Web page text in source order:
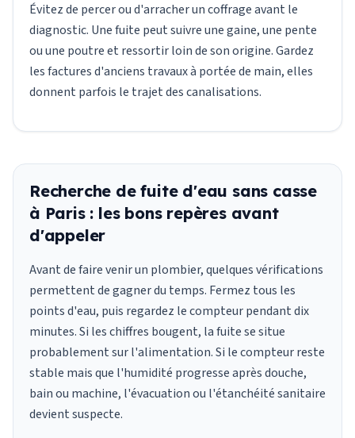
Évitez de percer ou d'arracher un coffrage avant le
diagnostic. Une fuite peut suivre une gaine, une pente
ou une poutre et ressortir loin de son origine. Gardez
les factures d'anciens travaux à portée de main, elles
donnent parfois le trajet des canalisations.
Recherche de fuite d'eau sans casse
à Paris : les bons repères avant
d'appeler
Avant de faire venir un plombier, quelques vérifications
permettent de gagner du temps. Fermez tous les
points d'eau, puis regardez le compteur pendant dix
minutes. Si les chiffres bougent, la fuite se situe
probablement sur l'alimentation. Si le compteur reste
stable mais que l'humidité progresse après douche,
bain ou machine, l'évacuation ou l'étanchéité sanitaire
devient suspecte.